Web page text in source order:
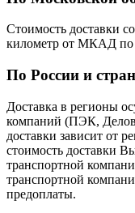
Стоимость доставки
километр от МКАД по
По России и
Доставка в регионы
компаний (ПЭК,
доставки зависит от
стоимость доставки
транспортной
транспортной
предоплаты.